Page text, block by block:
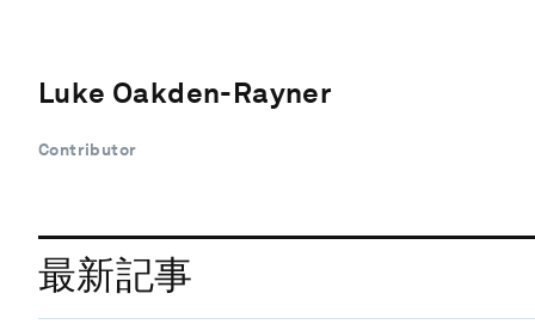
Luke Oakden-Rayner
Contributor
最新記事